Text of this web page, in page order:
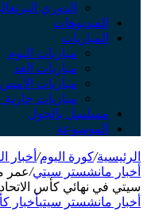
الدوري
الفيديوهات
المباريات
مباريات اليوم
مباريات الغد
مباريات الأمس
مباريات جارية
مسلسل بالجول
الموسوعة
الرئيسية/كورة اليوم/ أخبار
أخبار مانشستر سيتي/عمر
سيتي في نهائي كأس الاتحاد
أخبار مانشستر سيتيأخبار